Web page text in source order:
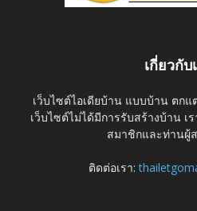
เกี่ยวกับ
เว็บไซต์ไอเดียบ้าน แบบบ้าน ตก
เว็บไซต์ไม่ได้มีการรับสร้างบ้าน เ
สมาชิกและท่านผู้
ติดต่อเรา: